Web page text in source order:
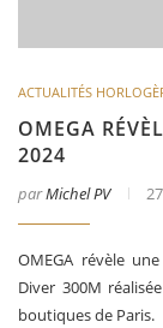
ACTUALITÉS
OMEGA
2024
parMichel PV
OMEGA révèle
Diver 300M
boutiques de Paris.